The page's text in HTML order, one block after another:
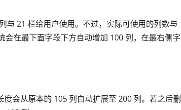
与 21 栏给用户使用。不过，实际可使用的列数与
在最下面字段下方自动增加 100 列，在最右侧字
会从原本的 105 列自动扩展至 200 列。若之后删